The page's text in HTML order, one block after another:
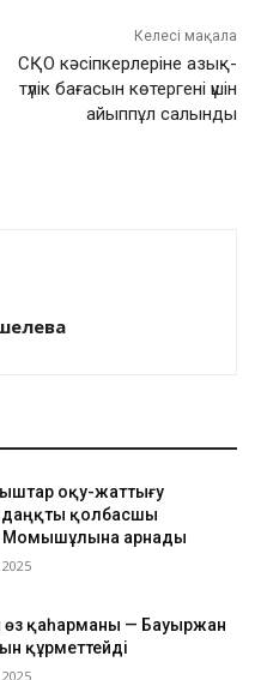
Келесі мақала
СҚО кәсіпкерлеріне азық-
түлік бағасын көтергені үшін
айыппұл салынды
оқу-жаттығу
қолбасшы
Момышұлына арнады
өз қаһарманы — Бауыржан
құрметтейді